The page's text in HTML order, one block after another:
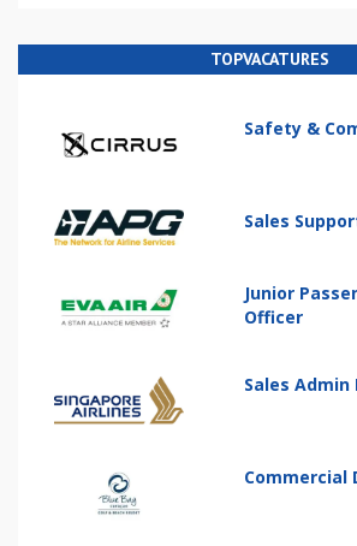
TOPVACATURES
Safety &
Sales
Junior
Officer
Sales
Commercial